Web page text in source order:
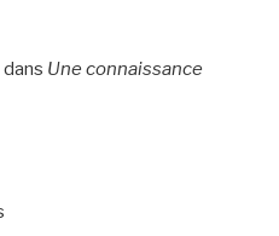
dans Une connaissance